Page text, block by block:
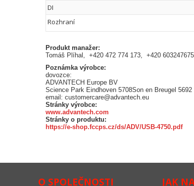
DI
Rozhraní
Produkt manažer:
Tomáš Plíhal, +420 472 774 173, +420
Poznámka výrobce:
dovozce:
ADVANTECH Europe BV
Science Park Eindhoven 5708Son en Breugel
email: customercare@advantech.eu
Stránky výrobce:
www.advantech.com
Stránky o produktu:
https://e-shop.fccps.cz/ds/ADV/USB-4750.pdf
O SPOLEČNOSTI JAK